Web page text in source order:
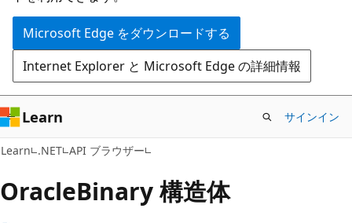
ン
ツ
に
ス
キ
ッ
プ
ゲ
ー
シ
ョ
ン
に
ス
キ
ッ
プ
Microsoft Edge をダウンロードする
Internet Explorer と Microsoft Edge の詳細情報
Learn サインイン
Learn .NET API ブラウザー
OracleBinary 構造体